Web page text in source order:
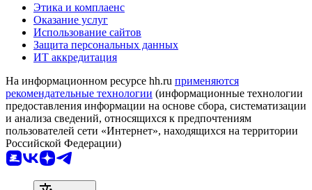
Этика и комплаенс
Оказание услуг
Использование сайтов
Защита персональных данных
ИТ аккредитация
На информационном ресурсе hh.ru применяются
рекомендательные технологии (информационные технологии
предоставления информации на основе сбора, систематизации
и анализа сведений, относящихся к предпочтениям
пользователей сети «Интернет», находящихся на территории
Российской Федерации)